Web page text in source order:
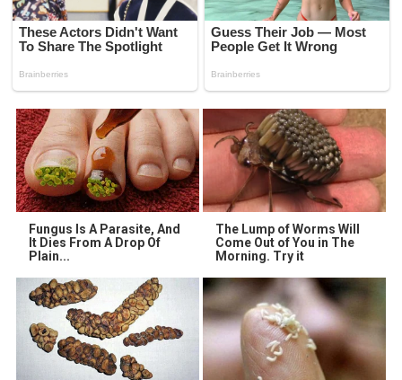
Fungus Is A Parasite, And
It Dies From A Drop Of
Plain...
The Lump of Worms Will
Come Out of You in The
Morning. Try it